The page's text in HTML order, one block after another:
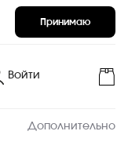
Принимаю
Войти
Дополнительно